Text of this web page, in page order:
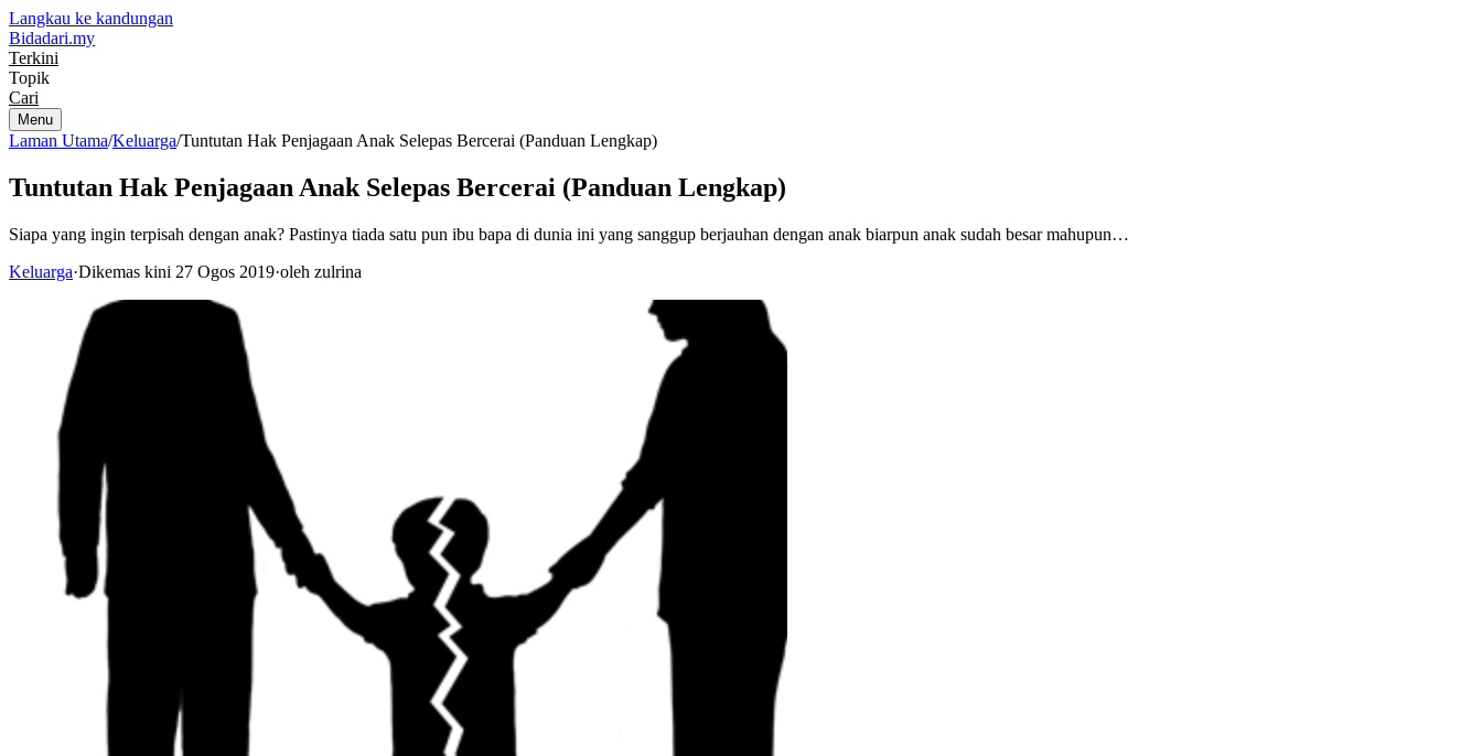
Langkau ke kandungan
Bidadari.my
Terkini
Topik
Cari
Menu
Laman Utama/Keluarga/Tuntutan Hak Penjagaan Anak Selepas Bercerai (Panduan Lengkap)
Tuntutan Hak Penjagaan Anak Selepas Bercerai (Panduan Lengkap)
Siapa yang ingin terpisah dengan anak? Pastinya tiada satu pun ibu bapa di dunia ini yang sanggup berjauhan dengan anak biarpun anak sudah besar mahupun…
Keluarga·Dikemas kini 27 Ogos 2019·oleh zulrina